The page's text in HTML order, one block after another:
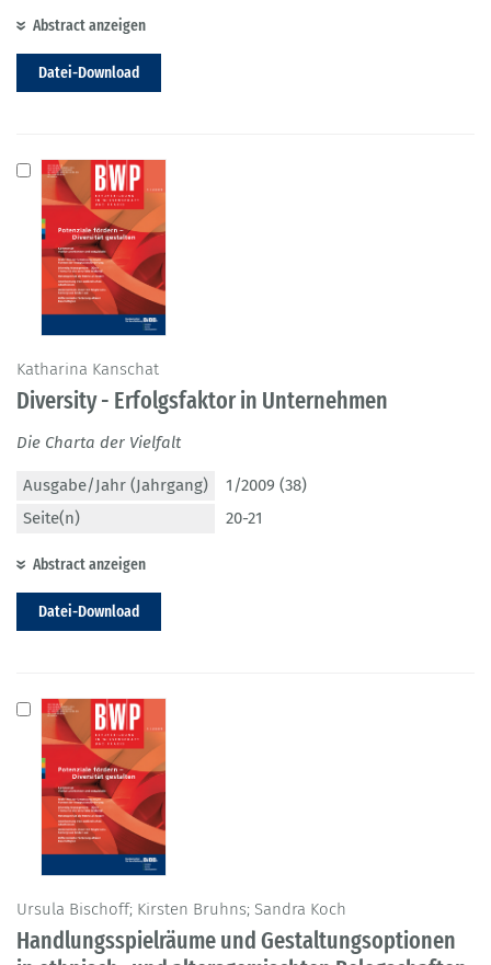
Abstract anzeigen
Datei-Download
Katharina Kanschat
Diversity - Erfolgsfaktor in Unternehmen
Die Charta der Vielfalt
Ausgabe/Jahr (Jahrgang)
1/2009 (38)
Seite(n)
20-21
Abstract anzeigen
Datei-Download
Ursula Bischoff; Kirsten Bruhns; Sandra Koch
Handlungsspielräume und Gestaltungsoptionen